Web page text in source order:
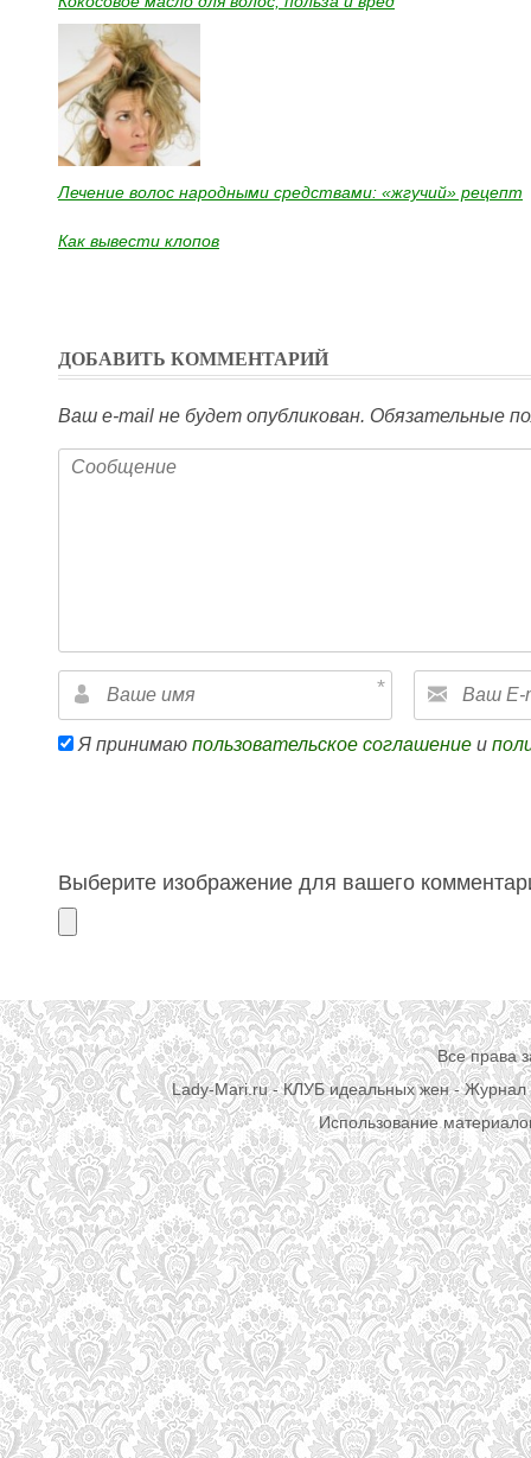
Лечение волос народными средствами: «жгучий» рецепт
Как вывести клопов
ДОБАВИТЬ КОММЕНТАРИЙ
Ваш e-mail не будет опубликован. Обязательные
Я принимаю пользовательское соглашение и
Выберите изображение для вашего
Все права
Lady-Mari.ru - КЛУБ идеальных жен - Журнал
Использование